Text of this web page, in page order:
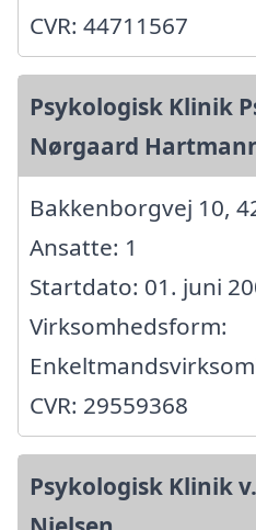
CVR: 44711567
Psykologisk Klinik
Nørgaard
Bakkenborgvej 10,
Ansatte: 1
Startdato: 01. juni
Virksomhedsform:
CVR: 29559368
Psykologisk Klinik